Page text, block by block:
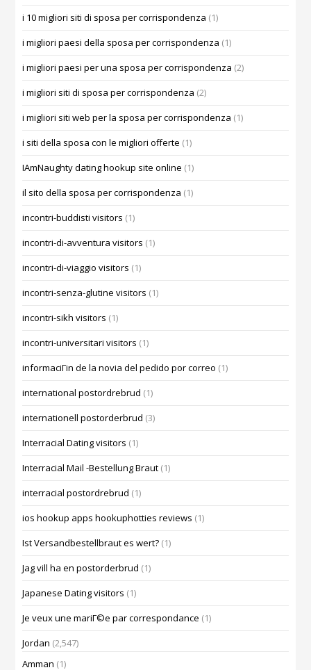
i 10 migliori siti di sposa per corrispondenza (1)
i migliori paesi della sposa per corrispondenza (1)
i migliori paesi per una sposa per corrispondenza (2)
i migliori siti di sposa per corrispondenza (2)
i migliori siti web per la sposa per corrispondenza (1)
i siti della sposa con le migliori offerte (1)
IAmNaughty dating hookup site online (1)
il sito della sposa per corrispondenza (1)
incontri-buddisti visitors (1)
incontri-di-avventura visitors (1)
incontri-di-viaggio visitors (1)
incontri-senza-glutine visitors (1)
incontri-sikh visitors (1)
incontri-universitari visitors (1)
informaciГіn de la novia del pedido por correo (1)
international postordrebrud (1)
internationell postorderbrud (3)
Interracial Dating visitors (1)
Interracial Mail -Bestellung Braut (1)
interracial postordrebrud (1)
ios hookup apps hookuphotties reviews (1)
Ist Versandbestellbraut es wert? (1)
Jag vill ha en postorderbrud (1)
Japanese Dating visitors (1)
Je veux une mariГ©e par correspondance (1)
Jordan (2,547)
Amman (1)